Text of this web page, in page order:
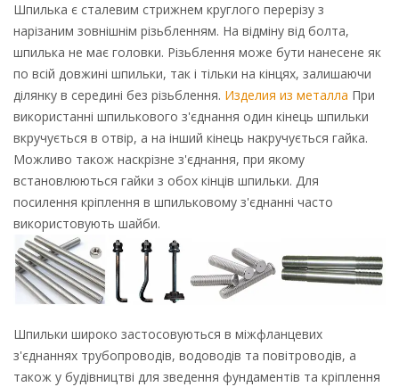
Шпилька є сталевим стрижнем круглого перерізу з
нарізаним зовнішнім різьбленням. На відміну від болта,
шпилька не має головки. Різьблення може бути нанесене як
по всій довжині шпильки, так і тільки на кінцях, залишаючи
ділянку в середині без різьблення. Изделия из металла При
використанні шпилькового з'єднання один кінець шпильки
вкручується в отвір, а на інший кінець накручується гайка.
Можливо також наскрізне з'єднання, при якому
встановлюються гайки з обох кінців шпильки. Для
посилення кріплення в шпильковому з'єднанні часто
використовують шайби.
Шпильки широко застосовуються в міжфланцевих
з'єднаннях трубопроводів, водоводів та повітроводів, а
також у будівництві для зведення фундаментів та кріплення